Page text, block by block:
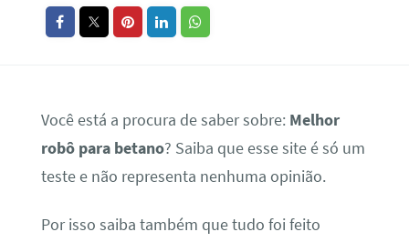
Você está a procura de saber sobre: Melhor
robô para betano? Saiba que esse site é só um
teste e não representa nenhuma opinião.
Por isso saiba também que tudo foi feito